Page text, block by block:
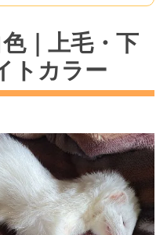
｜上毛・下
トカラー